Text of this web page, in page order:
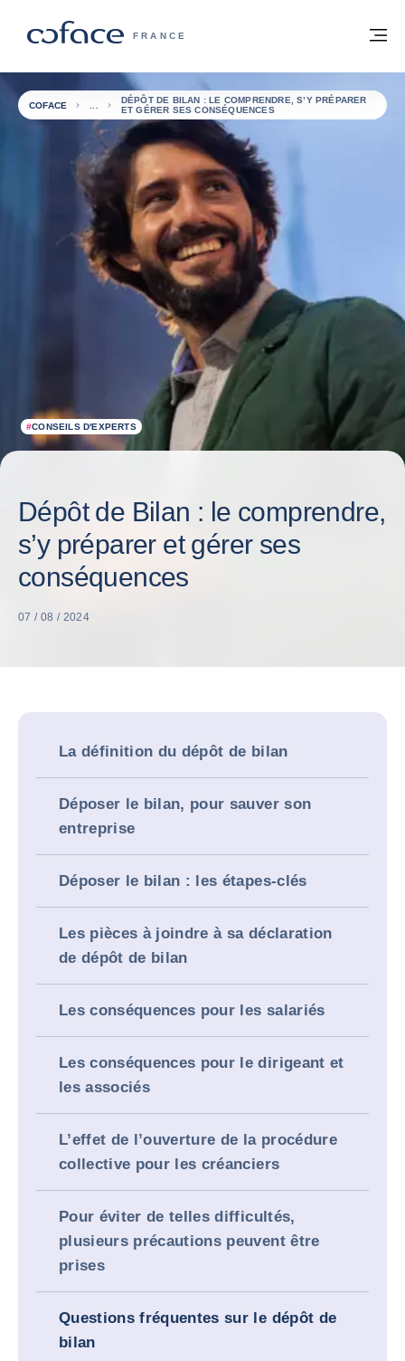
COFACE, FOR TRADE - PAGE
FRANCE
Retour à la page d'accueil
#CONSEILS D'EXPERTS
COFACE
DÉPÔT DE BILAN : LE COMPRENDRE, S’Y PRÉPARER
ET GÉRER SES CONSÉQUENCES
Dépôt de Bilan : le comprendre,
s’y préparer et gérer ses
conséquences
07 / 08 / 2024
La définition du dépôt de bilan
Déposer le bilan, pour sauver son
entreprise
Déposer le bilan : les étapes-clés
Les pièces à joindre à sa déclaration
de dépôt de bilan
Les conséquences pour les salariés
Les conséquences pour le dirigeant et
les associés
L’effet de l’ouverture de la procédure
collective pour les créanciers
Pour éviter de telles difficultés,
plusieurs précautions peuvent être
prises
Questions fréquentes sur le dépôt de
bilan